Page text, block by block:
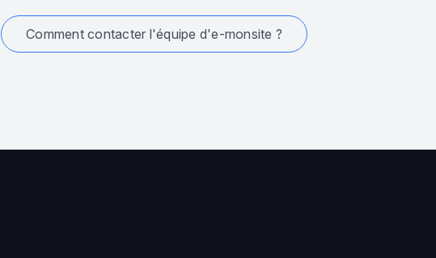
Comment contacter l'équipe d'e-monsite ?